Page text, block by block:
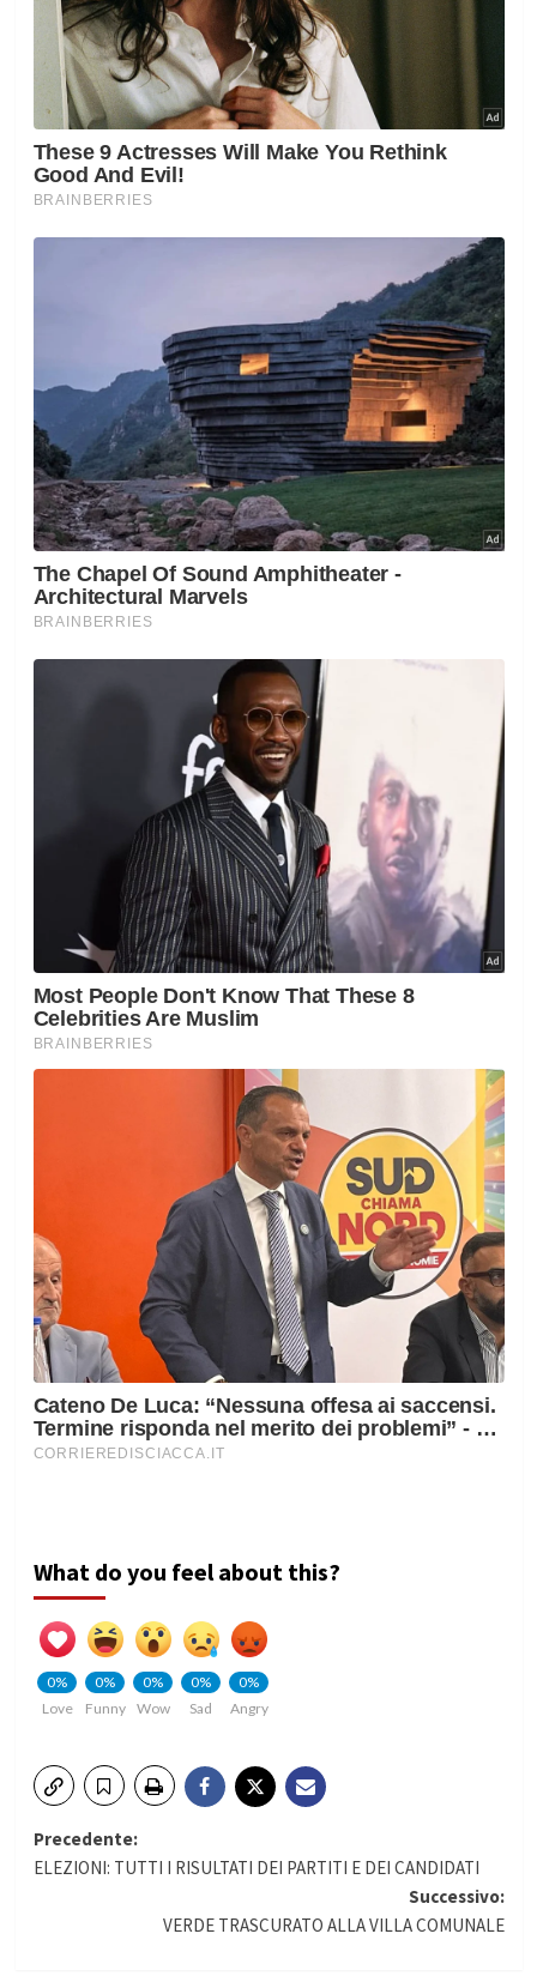
What do you feel about this?
0%
Love
0%
Funny
0%
Wow
0%
Sad
0%
Angry
Navigazione
Precedente:
ELEZIONI: TUTTI I RISULTATI DEI PARTITI E DEI CANDIDATI
Successivo:
VERDE TRASCURATO ALLA VILLA COMUNALE